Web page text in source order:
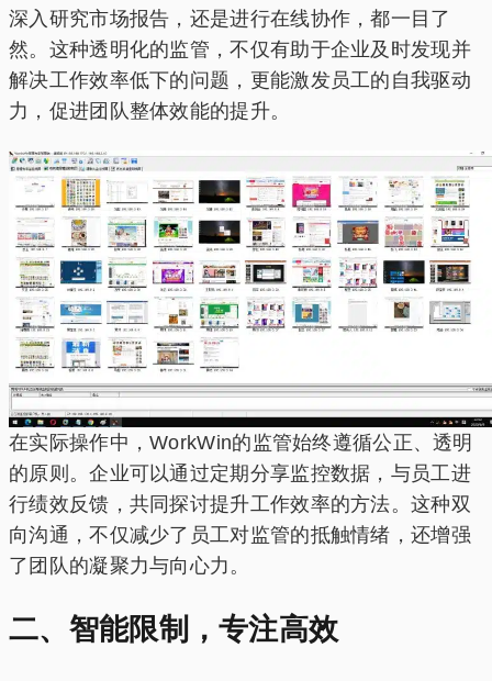
深入研究市场报告，还是进行在线协作，都一目了
然。这种透明化的监管，不仅有助于企业及时发现并
解决工作效率低下的问题，更能激发员工的自我驱动
力，促进团队整体效能的提升。
在实际操作中，WorkWin的监管始终遵循公正、透明
的原则。企业可以通过定期分享监控数据，与员工进
行绩效反馈，共同探讨提升工作效率的方法。这种双
向沟通，不仅减少了员工对监管的抵触情绪，还增强
了团队的凝聚力与向心力。
二、智能限制，专注高效